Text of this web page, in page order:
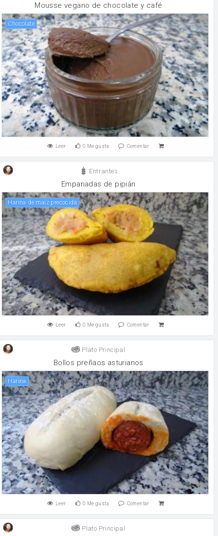
Mousse vegano de chocolate y café
chocolate
Leer 0 Me gusta Comentar
Entrantes
Empanadas de pipián
Harina de maíz precocida
Leer 0 Me gusta Comentar
Plato Principal
Bollos preñaos asturianos
harina
Leer 0 Me gusta Comentar
Plato Principal